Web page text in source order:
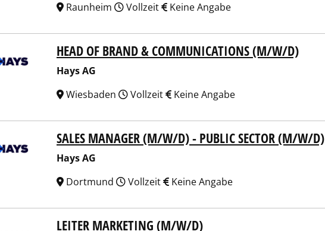
Raunheim
Vollzeit Keine Angabe
HEAD OF BRAND & COMMUNICATIONS (M/W/D)
Hays AG
Wiesbaden
Vollzeit Keine Angabe
SALES MANAGER (M/W/D) - PUBLIC SECTOR (M/W/D)
Hays AG
Dortmund
Vollzeit Keine Angabe
LEITER MARKETING (M/W/D)